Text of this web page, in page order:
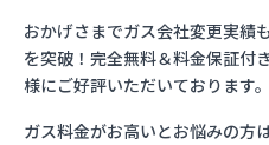
おかげさまでガス会社変更実績
を突破！完全無料＆料金保証付
様にご好評いただいております。
ガス料金がお高いとお悩みの方